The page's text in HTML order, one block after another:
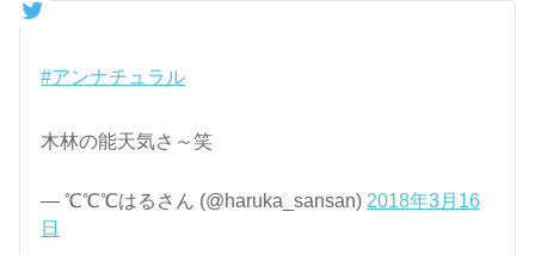
#アンナチュラル
木林の能天気さ～笑
— ℃℃℃はるさん (@haruka_sansan) 2018年3月16
日